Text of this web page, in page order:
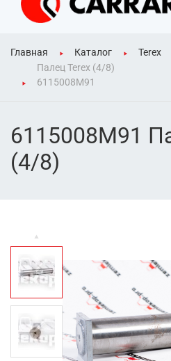
Главная Каталог
Terex
Палец Terex (4/8)
6115008M91
6115008M91
(4/8)